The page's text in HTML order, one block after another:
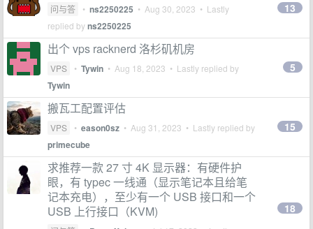
问与答 • ns2250225 • Aug 30, 2023 • Lastly
replied byns2250225
13
出个 vps racknerd 洛杉矶机房
VPS • Tywin • Aug 18, 2023 • Lastly replied by
Tywin
5
搬瓦工配置评估
VPS • eason0sz • Aug 31, 2023 • Lastly replied by
primecube
15
求推荐一款 27 寸 4K 显示器：有硬件护
眼，有 typec 一线通（显示笔记本且给笔
记本充电），至少有一个 USB 接口和一个
USB 上行接口（KVM)
18